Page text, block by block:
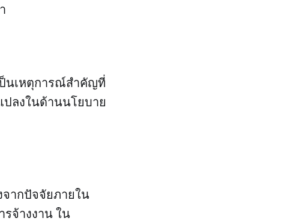
ป็นเหตุการณ์สำคัญที่
ปลงในด้านนโยบาย
ากปัจจัยภายใน
จ้างงาน ใน